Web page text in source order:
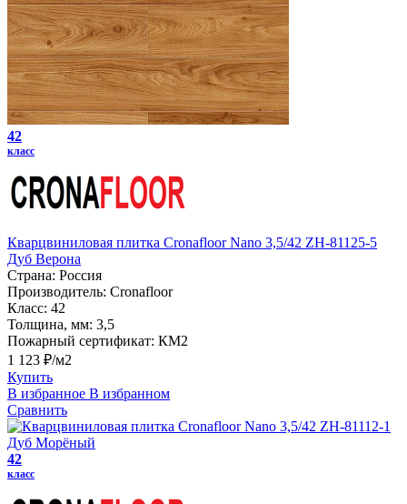
42
класс
Кварцвиниловая плитка Cronafloor Nano 3,5/42 ZH-81125-5
Дуб Верона
Страна: Россия
Производитель: Cronafloor
Класс: 42
Толщина, мм: 3,5
Пожарный сертификат: КМ2
1 123 ₽/м2
Купить
В избранное В избранном
Сравнить
42
класс